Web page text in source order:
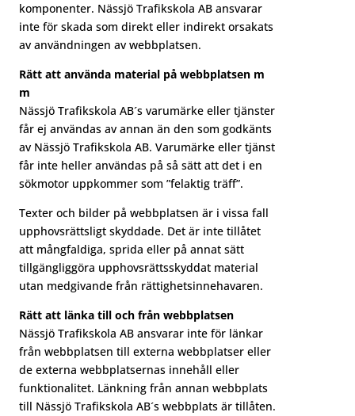
komponenter. Nässjö Trafikskola AB ansvarar
inte för skada som direkt eller indirekt orsakats
av användningen av webbplatsen.
Rätt att använda material på webbplatsen m
m
Nässjö Trafikskola AB´s varumärke eller tjänster
får ej användas av annan än den som godkänts
av Nässjö Trafikskola AB. Varumärke eller tjänst
får inte heller användas på så sätt att det i en
sökmotor uppkommer som ”felaktig träff”.
Texter och bilder på webbplatsen är i vissa fall
upphovsrättsligt skyddade. Det är inte tillåtet
att mångfaldiga, sprida eller på annat sätt
tillgängliggöra upphovsrättsskyddat material
utan medgivande från rättighetsinnehavaren.
Rätt att länka till och från webbplatsen
Nässjö Trafikskola AB ansvarar inte för länkar
från webbplatsen till externa webbplatser eller
de externa webbplatsernas innehåll eller
funktionalitet. Länkning från annan webbplats
till Nässjö Trafikskola AB´s webbplats är tillåten.